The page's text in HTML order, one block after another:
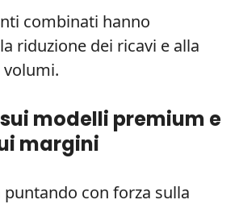
combinati hanno
riduzione dei ricavi e alla
volumi.
modelli premium e
margini
puntando con forza sulla